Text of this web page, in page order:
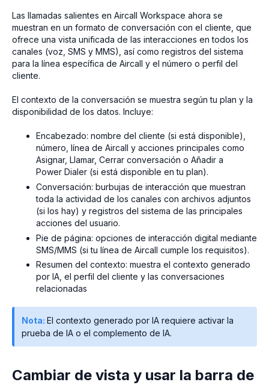
Las llamadas salientes en Aircall Workspace ahora se
muestran en un formato de conversación con el cliente, que
ofrece una vista unificada de las interacciones en todos los
canales (voz, SMS y MMS), así como registros del sistema
para la línea específica de Aircall y el número o perfil del
cliente.
El contexto de la conversación se muestra según tu plan y la
disponibilidad de los datos. Incluye:
Encabezado: nombre del cliente (si está disponible),
número, línea de Aircall y acciones principales como
Asignar, Llamar, Cerrar conversación o Añadir a
Power Dialer (si está disponible en tu plan).
Conversación: burbujas de interacción que muestran
toda la actividad de los canales con archivos adjuntos
(si los hay) y registros del sistema de las principales
acciones del usuario.
Pie de página: opciones de interacción digital mediante
SMS/MMS (si tu línea de Aircall cumple los requisitos).
Resumen del contexto: muestra el contexto generado
por IA, el perfil del cliente y las conversaciones
relacionadas
Nota: El contexto generado por IA requiere activar la
prueba de IA o el complemento de IA.
Cambiar de vista y usar la barra de